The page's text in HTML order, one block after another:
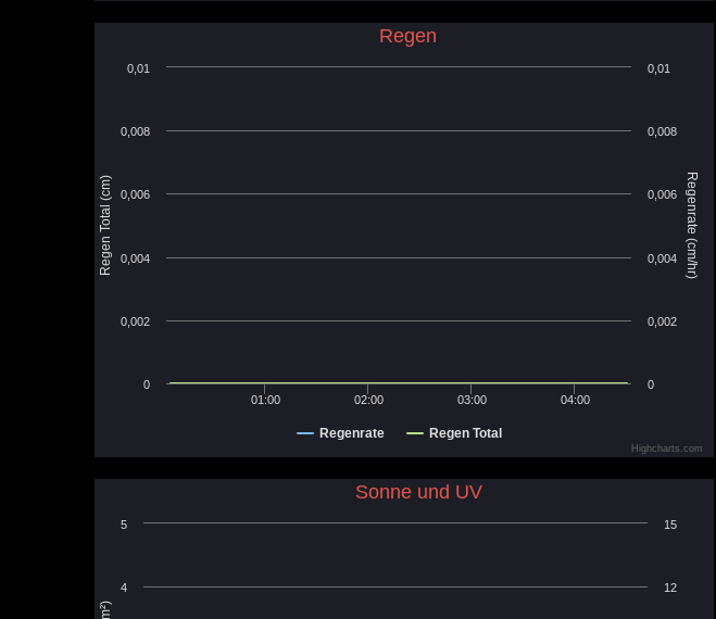
Regen Total (cm) Regenrate (cm/hr)
Regenrate Regen Total
01:00 02:00 03:00 04:00
0
0,002
0,004
0,006
0,008
0,01
0
0,002
0,004
0,006
0,008
0,01
Highcharts.com
Regen
4
5
12
15
Sonne und UV